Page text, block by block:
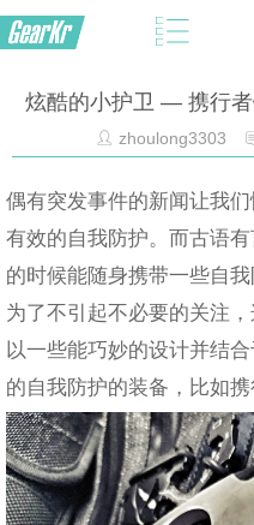
炫酷的小护卫 — 携行
zhoulong3303
偶有突发事件的新闻让我
有效的自我防护。而古语
的时候能随身携带一些自
为了不引起不必要的关注
以一些能巧妙的设计并结
的自我防护的装备，比如携